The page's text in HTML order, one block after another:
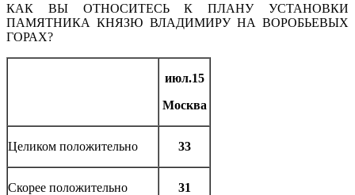
КАК ВЫ ОТНОСИТЕСЬ К ПЛАНУ УСТАНОВКИ
ПАМЯТНИКА КНЯЗЮ ВЛАДИМИРУ НА ВОРОБЬЕВЫХ
ГОРАХ?
июл.15
Москва
Целиком положительно 33
Скорее положительно 31